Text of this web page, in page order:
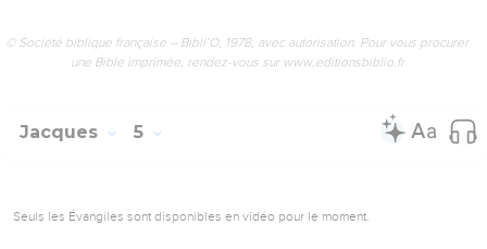
avec instance pour qu’il ne pleuve pas, et il ne tomba pas de
pluie sur la terre pendant trois ans et six mois.
la terre produisit son fruit.
20
sachez que celui qui ramène un pécheur de la voie où il